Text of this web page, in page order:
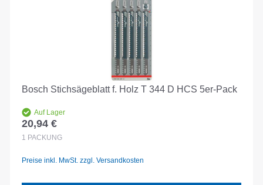
Bosch Stichsägeblatt f. Holz T 344 D HCS 5er-Pack
Auf Lager
Regulärer Preis:
20,94 €
1 PACKUNG
Preise inkl. MwSt. zzgl. Versandkosten